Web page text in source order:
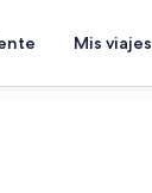
Mis viajes